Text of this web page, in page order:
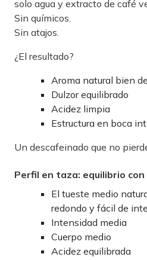
solo agua y extracto de café
Sin químicos.
Sin atajos.
¿El resultado?
Aroma natural bien
Dulzor equilibrado
Acidez limpia
Estructura en boca
Un descafeinado que no
Perfil en taza: equilibrio
El tueste medio
redondo y fácil de
Intensidad media
Cuerpo medio
Acidez equilibrada